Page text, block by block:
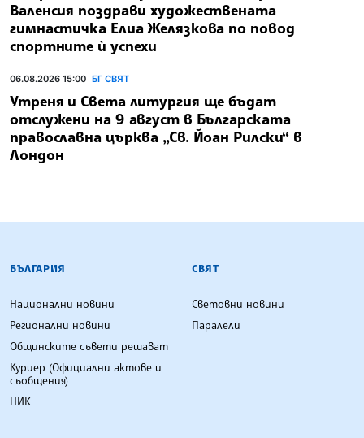
Валенсия поздрави художествената
гимнастичка Елиа Желязкова по повод
спортните ѝ успехи
06.08.2026 15:00 БГ СВЯТ
Утреня и Света литургия ще бъдат
отслужени на 9 август в Българската
православна църква „Св. Йоан Рилски“ в
Лондон
БЪЛГАРСКА ТЕЛЕГРАФНА АГЕНЦИЯ
БЪЛГАРИЯ
Национални новини
Регионални новини
Общинските съвети решават
Куриер (Официални актове и
съобщения)
ЦИК
СВЯТ
Световни новини
Паралели